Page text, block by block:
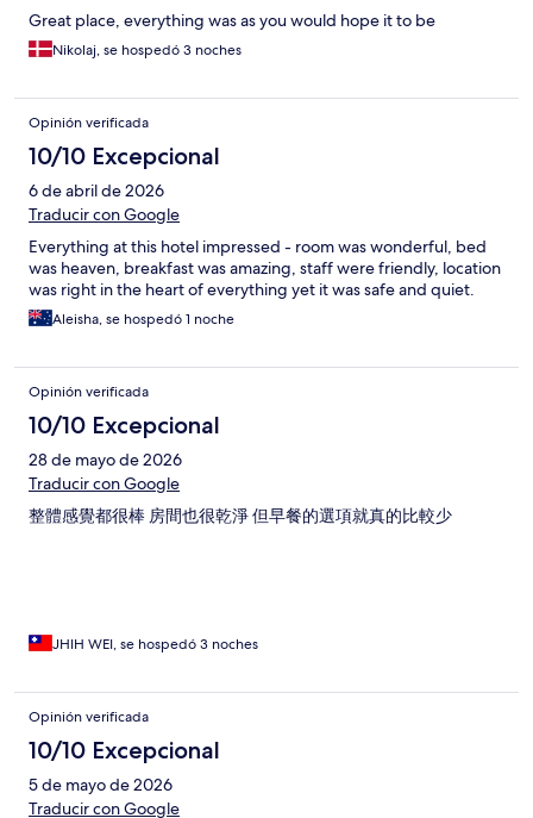
Great place, everything was as you would hope it to be
Nikolaj, se hospedó 3 noches
Opinión verificada
10/10 Excepcional
6 de abril de 2026
Traducir con Google
Everything at this hotel impressed - room was wonderful, bed
was heaven, breakfast was amazing, staff were friendly, location
was right in the heart of everything yet it was safe and quiet.
Aleisha, se hospedó 1 noche
Opinión verificada
10/10 Excepcional
28 de mayo de 2026
Traducir con Google
整體感覺都很棒 房間也很乾淨 但早餐的選項就真的比較少
JHIH WEI, se hospedó 3 noches
Opinión verificada
10/10 Excepcional
5 de mayo de 2026
Traducir con Google